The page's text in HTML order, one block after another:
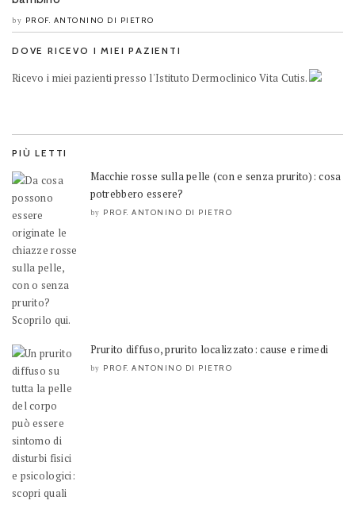
by PROF. ANTONINO DI PIETRO
DOVE RICEVO I MIEI PAZIENTI
Ricevo i miei pazienti presso l'Istituto Dermoclinico Vita Cutis.
PIÙ LETTI
Macchie rosse sulla pelle (con e senza prurito): cosa
potrebbero essere?
by PROF. ANTONINO DI PIETRO
Prurito diffuso, prurito localizzato: cause e rimedi
by PROF. ANTONINO DI PIETRO